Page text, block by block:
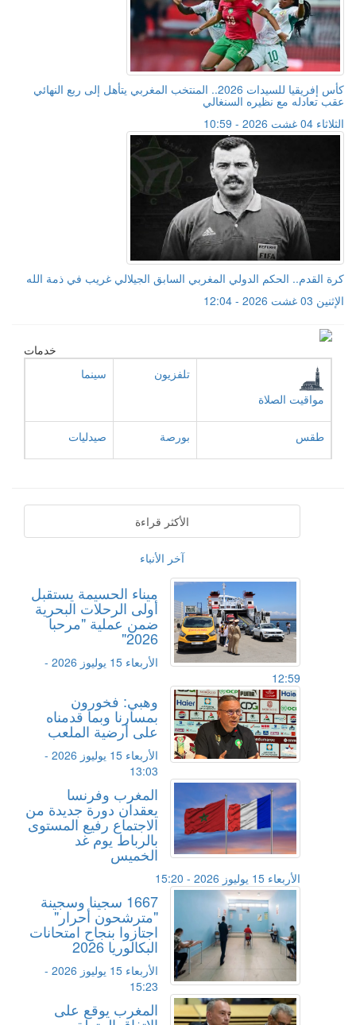
كأس إفريقيا للسيدات 2026.. المنتخب المغربي يتأهل إلى ربع النهائي
عقب تعادله مع نظيره السنغالي
الثلاثاء 04 غشت 2026 - 10:59
كرة القدم.. الحكم الدولي المغربي السابق الجيلالي غريب في ذمة الله
الإثنين 03 غشت 2026 - 12:04
خدمات
مواقيت الصلاة
تلفزيون سينما
طقس بورصة صيدليات
الأكثر قراءة
آخر الأنباء
ميناء الحسيمة يستقبل
أولى الرحلات البحرية
ضمن عملية "مرحبا
2026"
الأربعاء 15 يوليوز 2026 -
12:59
وهبي: فخورون
بمسارنا وبما قدمناه
على أرضية الملعب
الأربعاء 15 يوليوز 2026 -
13:03
المغرب وفرنسا
يعقدان دورة جديدة من
الاجتماع رفيع المستوى
بالرباط يوم غد
الخميس
الأربعاء 15 يوليوز 2026 - 15:20
1667 سجينا وسجينة
"مترشحون أحرار"
اجتازوا بنجاح امتحانات
البكالوريا 2026
الأربعاء 15 يوليوز 2026 -
15:23
المغرب يوقع على